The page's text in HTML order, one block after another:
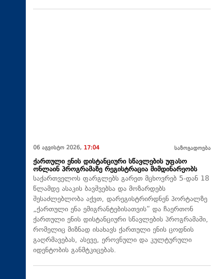
06 აგვისტო 2026, 17:04 საზოგადოება
ქართული ენის დისტანციური სწავლების უფასო
ონლაინ პროგრამაზე რეგისტრაცია მიმდინარეობს
საქართველოს ფარგლებს გარეთ მცხოვრებ 5-დან 18
წლამდე ასაკის ბავშვებსა და მოზარდებს
შესაძლებლობა აქვთ, დარეგისტრირდნენ პორტალზე
„ქართული ენა ემიგრანტებისათვის“ და ჩაერთონ
ქართული ენის დისტანციური სწავლების პროგრამაში,
რომელიც მიზნად ისახავს ქართული ენის ცოდნის
გაღრმავებას, ასევე, ეროვნული და კულტურული
იდენტობის განმტკიცებას.